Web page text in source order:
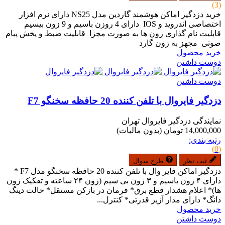
(3)
خرید دزدگیر اماکن هوشمند گاردین مدل NS25 دارای نرم افزار
اختصاصی اندروید و IOS دارای 4 روزن باسیم و 9 زون بیسیم
قابلیت نام گذاری زون ها به صورت مجزا قابلیت ضبط و پخش پیام
صوتی مجهز به زون گارد
خرید محصول
دوست داشتن
دوست داشتن
دزدگیر فایروال با تلفن کننده 20 حافظه سخنگو F7
نمایندگی دزدگیر فایروال تهران
14,000,000 تومان
(بدون مالیات)
رتبه بندی:
(0)
ثبت نظر طرح سوال
دزدگیر اماکن فایر وال با تلفن کننده 20 حافظه سخنگو مدل F7 *
دارای ۴ زون باسیم و ۳ زون بی سیم (زون ۲۴ ساعته و تفکیک زون
ها)* اعلام هشدار قطع برق* فرمان در بازکن مستقل* حالت دینگ
دانگ* دارای مدار آژیر قدرتی* کنترل...
خرید محصول
دوست داشتن